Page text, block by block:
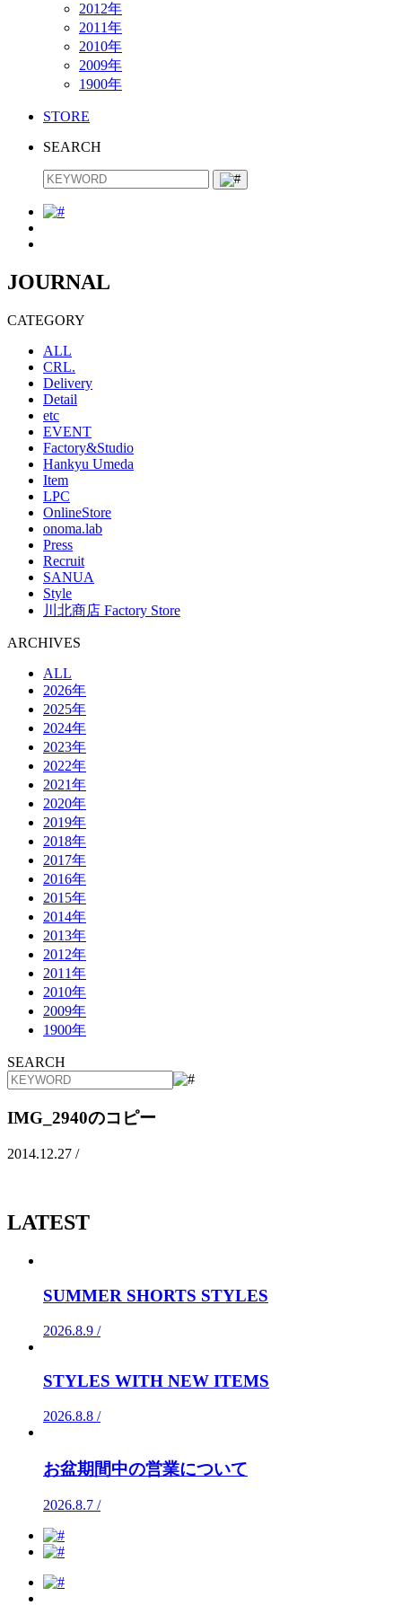
2012年
2011年
2010年
2009年
1900年
STORE
SEARCH
JOURNAL
CATEGORY
ALL
CRL.
Delivery
Detail
etc
EVENT
Factory&Studio
Hankyu Umeda
Item
LPC
OnlineStore
onoma.lab
Press
Recruit
SANUA
Style
川北商店 Factory Store
ARCHIVES
ALL
2026年
2025年
2024年
2023年
2022年
2021年
2020年
2019年
2018年
2017年
2016年
2015年
2014年
2013年
2012年
2011年
2010年
2009年
1900年
SEARCH
IMG_2940のコピー
2014.12.27 /
LATEST
SUMMER SHORTS STYLES
2026.8.9 /
STYLES WITH NEW ITEMS
2026.8.8 /
お盆期間中の営業について
2026.8.7 /